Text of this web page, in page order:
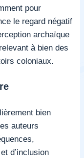
pour
le regard négatif
archaïque
à bien des
coloniaux.
bien
auteurs
d’inclusion